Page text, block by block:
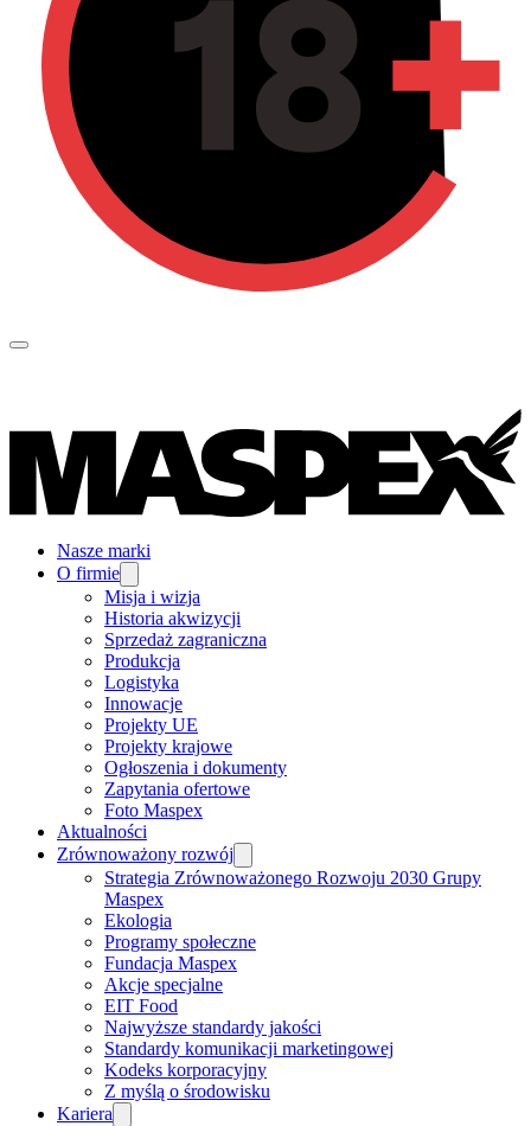
Nasze marki
O firmie
Misja i wizja
Historia akwizycji
Sprzedaż zagraniczna
Produkcja
Logistyka
Innowacje
Projekty UE
Projekty krajowe
Ogłoszenia i dokumenty
Zapytania ofertowe
Foto Maspex
Aktualności
Zrównoważony rozwój
Strategia Zrównoważonego Rozwoju 2030 Grupy
Maspex
Ekologia
Programy społeczne
Fundacja Maspex
Akcje specjalne
EIT Food
Najwyższe standardy jakości
Standardy komunikacji marketingowej
Kodeks korporacyjny
Z myślą o środowisku
Kariera